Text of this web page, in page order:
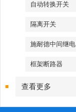
自动转换开关
隔离开关
施耐德中间继
框架断路器
查看更多